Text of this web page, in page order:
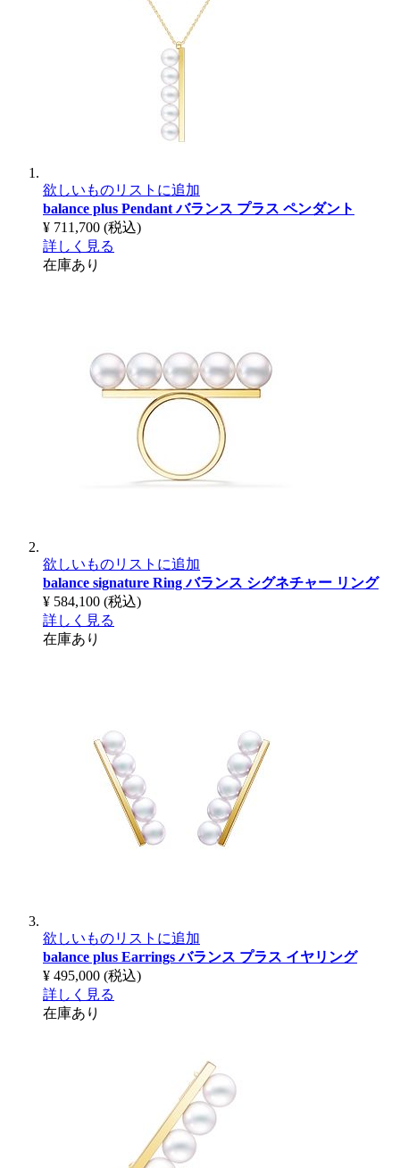
欲しいものリストに追加
balance plus Pendantバランス プラス ペンダント
¥ 711,700 (税込)
詳しく見る
在庫あり
欲しいものリストに追加
balance signature Ringバランス シグネチャー リング
¥ 584,100 (税込)
詳しく見る
在庫あり
欲しいものリストに追加
balance plus Earringsバランス プラス イヤリング
¥ 495,000 (税込)
詳しく見る
在庫あり